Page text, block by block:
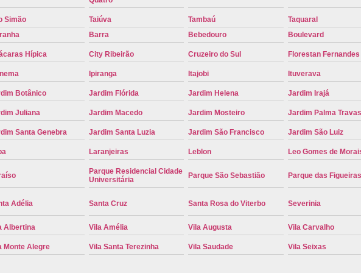
Placa de Carro Cinza
Placa de Carro Oficial
Placa de um Carro Cravinhos
Placa de um Carro Ribeirão
Placa Preta de Carro
Placa Verde no Carro
Placa de Identificação Veicular
Placa Veicular
Placa Veicular Azul
Placa Veicular Cinza
Placa
Placa Veicular Mercosul
Placa Veicular Nova
Placa Veicular Ribeirão Preto
Placa Veicular Verde
Reforma de Placa Automotiva
Reforma de Placa
Reforma de Placa Automotiva Ribeirão Preto
Reforma de Placa Veicular
Reforma Placa Automotiva
Serviço de Reforma de Placa Automotiva
Serviço de
Simão Taiúva Tambaú
Taquaral
Barra Bebedouro Boulevard
Hípica City Ribeirão Cruzeiro do Sul Florestan Fernandes
Ipiranga Itajobi Ituverava
Botânico Jardim Flórida Jardim Helena Jardim Irajá
Juliana Jardim Macedo Jardim Mosteiro Jardim Palma
Santa Genebra Jardim Santa Luzia Jardim São Francisco Jardim São Luiz
Laranjeiras Leblon Leo Gomes de
Parque Residencial Cidade
Universitária
Parque São Sebastião Parque das Figueiras
Adélia Santa Cruz Santa Rosa do Viterbo Severinia
Albertina Vila Amélia Vila Augusta Vila Carvalho
Monte Alegre Vila Santa Terezinha Vila Saudade Vila Seixas